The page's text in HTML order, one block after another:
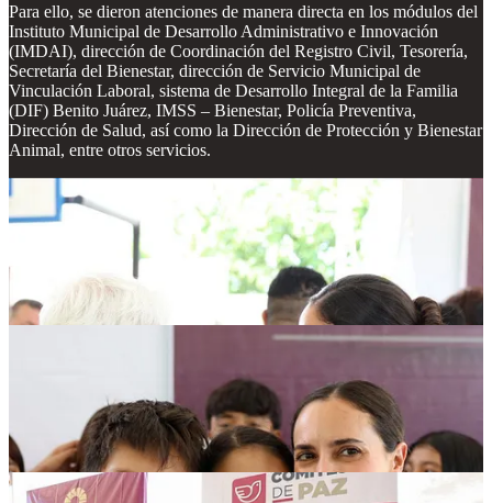
Para ello, se dieron atenciones de manera directa en los módulos del
Instituto Municipal de Desarrollo Administrativo e Innovación
(IMDAI), dirección de Coordinación del Registro Civil, Tesorería,
Secretaría del Bienestar, dirección de Servicio Municipal de
Vinculación Laboral, sistema de Desarrollo Integral de la Familia
(DIF) Benito Juárez, IMSS – Bienestar, Policía Preventiva,
Dirección de Salud, así como la Dirección de Protección y Bienestar
Animal, entre otros servicios.